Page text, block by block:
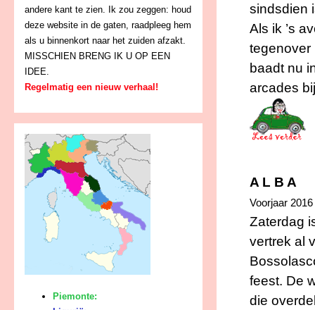
andere kant te zien. Ik zou zeggen: houd
deze website in de gaten, raadpleeg hem
als u binnenkort naar het zuiden afzakt.
MISSCHIEN BRENG IK U OP EEN
IDEE.
Regelmatig een nieuw verhaal!
Piemonte:
sindsdien
Als ik ’s
tegenover
baadt nu
arcades
A L B A
Voorjaar 2016
Zaterdag
vertrek al
feest. De
die